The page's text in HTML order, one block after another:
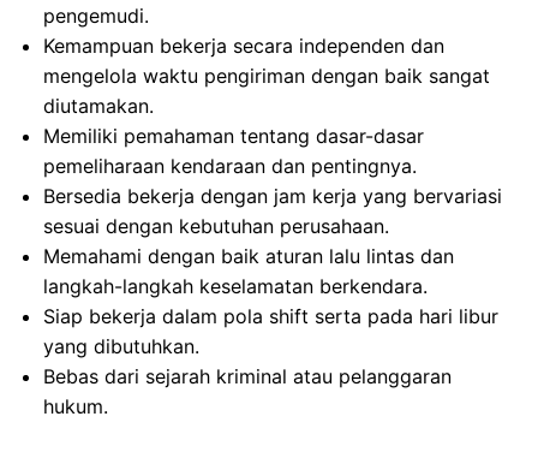
pengemudi.
Kemampuan bekerja secara independen dan
mengelola waktu pengiriman dengan baik sangat
diutamakan.
Memiliki pemahaman tentang dasar-dasar
pemeliharaan kendaraan dan pentingnya.
Bersedia bekerja dengan jam kerja yang bervariasi
sesuai dengan kebutuhan perusahaan.
Memahami dengan baik aturan lalu lintas dan
langkah-langkah keselamatan berkendara.
Siap bekerja dalam pola shift serta pada hari libur
yang dibutuhkan.
Bebas dari sejarah kriminal atau pelanggaran
hukum.